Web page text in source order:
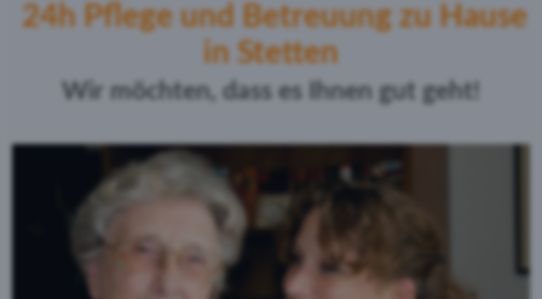
24h Pflege und Betreuung zu Hause
in Stetten
Wir möchten, dass es Ihnen gut geht!